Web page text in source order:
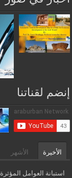
إنضم لقناتنا
الأخيرة الأشهر
استبانة العوامل